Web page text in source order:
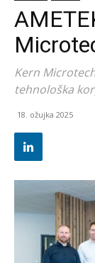
Kern
tehnološka
18. ožujka 2025